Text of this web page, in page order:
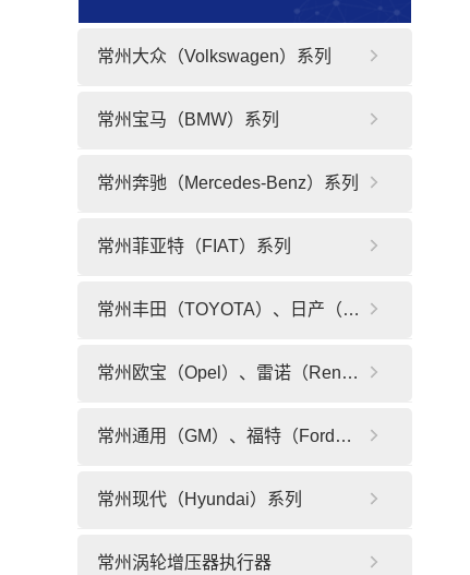
常州大众（Volkswagen）系列
常州宝马（BMW）系列
常州奔驰（Mercedes-Benz）系列
常州菲亚特（FIAT）系列
常州丰田（TOYOTA）、日产（NISSAN）系列
常州欧宝（Opel）、雷诺（Renault）、标志（PEUGEOT）系列
常州通用（GM）、福特（Ford）系列
常州现代（Hyundai）系列
常州涡轮增压器执行器